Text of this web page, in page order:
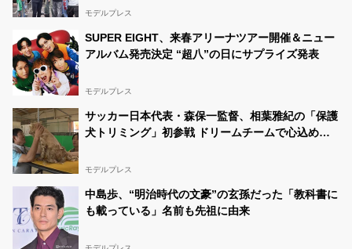
大河内 良羽(りょうは)
@ryoha1230
RT@akari190503: 女子高生ミスコンベスト500に選ばれ
ました💌ྀི そして､3次SNS審査がスタートしました！ こ
のポストのリポスト数が多いとベスト100に選ばれ、 セ
ミファイナル審査に進めます！ ＂この＂投稿をリポスト
してください🈁‼️ 期間は8月18日22…
大河内 良羽(りょうは)
@ryoha1230
08/10 14:05:15
RT@kanon321_
ました！💖 そして3次SNS審査がスタートしました❣️ こ
ミファイナル審査に進めます！ 💗この投稿をリポストし
てください💗 ※期間は8月18日22時までで…
大河内 良羽(りょうは)
モデルプレス
SUPER EIGHT、来春アリーナツアー開催＆ニュー
アルバム発売決定 “超八”の日にサプライズ発表
モデルプレス
サッカー日本代表・森保一監督、相葉雅紀の「保護
犬トリミング」初参戦 ドリームチームで心込めて
モデルプレス
中島歩、“明治時代の文豪”の玄孫だった「教科書に
も載っている」名前も先祖に由来